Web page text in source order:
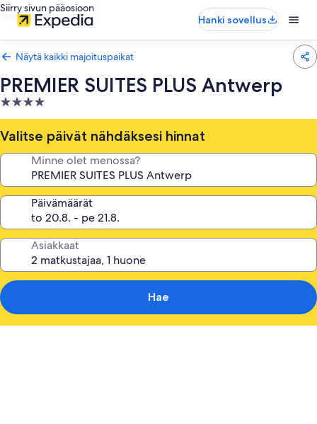
Siirry sivun pääosioon
Hanki sovellus
Näytä kaikki majoituspaikat
PREMIER SUITES PLUS Antwerp
4.0
tähden
majoituspaikka
Valitse päivät nähdäksesi hinnat
Minne olet menossa?
Päivämäärät
Asiakkaat
Hae